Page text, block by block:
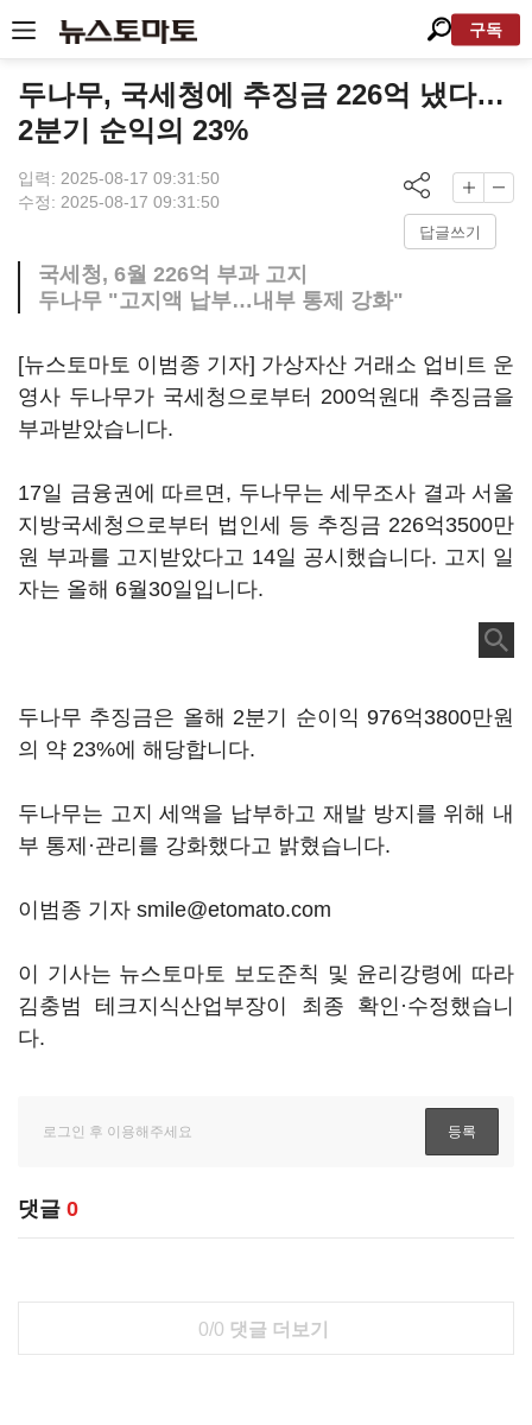
구독
두나무, 국세청에 추징금 226억 냈다…
2분기 순익의 23%
입력: 2025-08-17 09:31:50
수정: 2025-08-17 09:31:50
답글쓰기
국세청, 6월 226억 부과 고지
두나무 "고지액 납부…내부 통제 강화"
[뉴스토마토 이범종 기자] 가상자산 거래소 업비트 운
영사 두나무가 국세청으로부터 200억원대 추징금을
부과받았습니다.
17일 금융권에 따르면, 두나무는 세무조사 결과 서울
지방국세청으로부터 법인세 등 추징금 226억3500만
원 부과를 고지받았다고 14일 공시했습니다. 고지 일
자는 올해 6월30일입니다.
두나무 추징금은 올해 2분기 순이익 976억3800만원
의 약 23%에 해당합니다.
두나무는 고지 세액을 납부하고 재발 방지를 위해 내
부 통제·관리를 강화했다고 밝혔습니다.
이범종 기자 smile@etomato.com
이 기사는 뉴스토마토 보도준칙 및 윤리강령에 따라
김충범 테크지식산업부장이 최종 확인·수정했습니
다.
댓글 0
0/0 댓글 더보기